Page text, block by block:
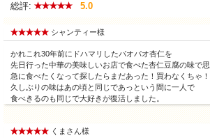
総評: 5.0
シャンティー様
かれこれ30年前にドハマリしたパオパオ杏仁を
先日行った中華の美味しいお店で食べた杏仁豆腐の味で
急に食べたくなって探したらまだあった！買わなくちゃ！
久しぶりの味はあの頃と同じであっという間に一人で
食べきるのも同じで大好きが復活しました。
くまさん様